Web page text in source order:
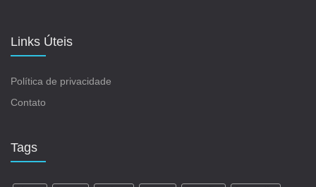
Links Úteis
Política de privacidade
Contato
Tags